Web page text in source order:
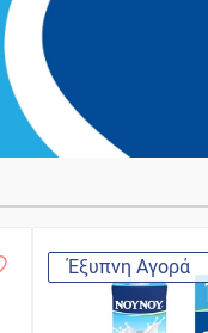
Έξυπνη Αγορά